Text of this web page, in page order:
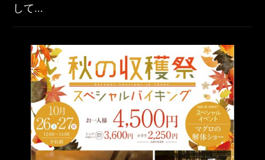
して...